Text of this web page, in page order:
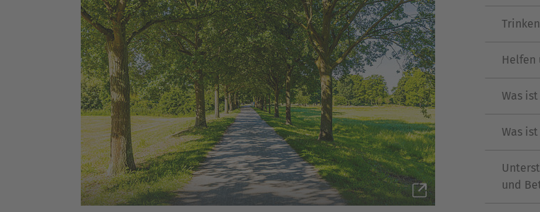
Helfen
Was
Was
und